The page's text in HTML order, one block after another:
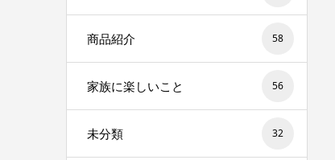
商品紹介 58
家族に楽しいこと 56
未分類 32